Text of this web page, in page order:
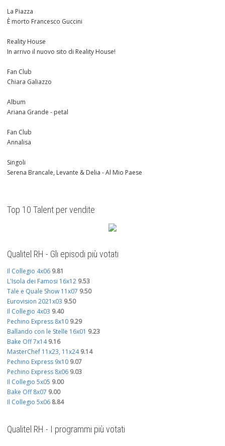
La Piazza
È morto Francesco Guccini
Reality House
In arrivo il nuovo sito di Reality House!
Fan Club
Chiara Galiazzo
Album
Ariana Grande - petal
Fan Club
Annalisa
Singoli
Serena Brancale, Levante & Delia - Al Mio Paese
Top 10 Talent per vendite
Qualitel RH - Gli episodi più votati
Il Collegio 4x06 9.81
L'Isola dei Famosi 16x12 9.53
Tale e Quale Show 11x07 9.50
Eurovision 2021x03 9.50
Il Collegio 4x03 9.40
Pechino Express 8x10 9.29
Ballando con le Stelle 16x01 9.23
Bake Off 7x14 9.16
MasterChef 11x23, 11x24 9.14
Pechino Express 9x10 9.07
Pechino Express 8x06 9.03
Il Collegio 5x05 9.00
Bake Off 8x07 9.00
Il Collegio 5x06 8.84
Qualitel RH - I programmi più votati